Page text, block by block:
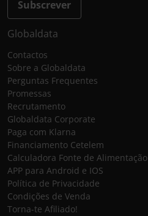
Subscrever
Globaldata
Contactos
Sobre a Globaldata
Perguntas Frequentes
Promessas
Recrutamento
Globaldata Corporate
Paga com Klarna
Financiamento Cetelem
Calculadora Fonte de Alimentação
APP para Android e IOS
Política de Privacidade
Condições de Venda
Torna-te Afiliado!